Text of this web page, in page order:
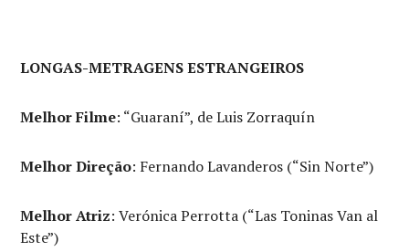
LONGAS-METRAGENS ESTRANGEIROS
Melhor Filme: “Guaraní”, de Luis Zorraquín
Melhor Direção: Fernando Lavanderos (“Sin Norte”)
Melhor Atriz: Verónica Perrotta (“Las Toninas Van al
Este”)